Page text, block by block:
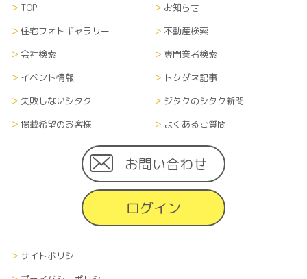
TOP
お知らせ
住宅フォトギャラリー
不動産検索
会社検索
専門業者検索
イベント情報
トクダネ記事
失敗しないシタク
ジタクのシタク新聞
掲載希望のお客様
よくあるご質問
お問い合わせ
ログイン
サイトポリシー